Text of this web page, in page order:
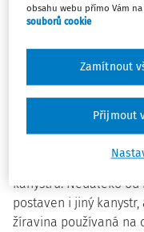
domě XY
zaměstnána na
servírky, pití do
pitnou vodu, do
která byla
chodbě v prostoru pro
položit do jídelny
mohli sami průběžně
nalít džbán s
kanystrů. Nedaleko
postaven i jiný
žíravina používaná na
obsahu webu přímo Vám
souborů cookie
Zamítnout
Přijmout